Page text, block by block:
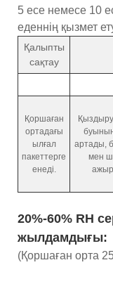
5 есе немесе 10
еденнің қызмет
Қалыпты
сақтау
Қоршаған
ортадағы
ылғал
пакеттерге
енеді.
Қыздыру
артады,
мен
20%-60% RH
жылдамдығы:
(Қоршаған орта